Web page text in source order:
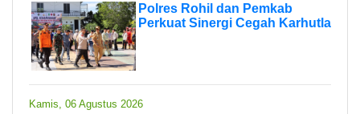
Polres Rohil dan Pemkab
Perkuat Sinergi Cegah Karhutla
Kamis, 06 Agustus 2026